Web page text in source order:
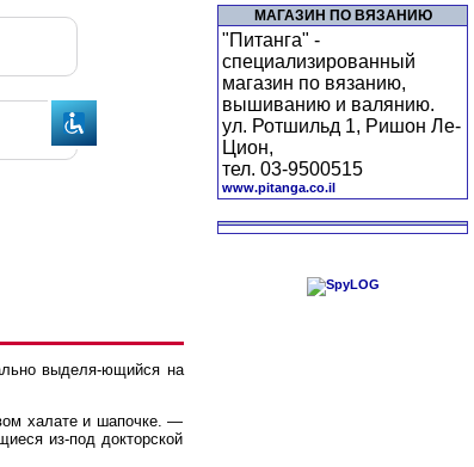
выделя-ющийся на
халате и шапочке. —
из-под докторской
МАГАЗИН ПО ВЯЗАНИЮ
"Питанга" -
специализированный
магазин по вязанию,
вышиванию и валянию.
ул. Ротшильд 1, Ришон Ле-
Цион,
тел. 03-9500515
www.pitanga.co.il